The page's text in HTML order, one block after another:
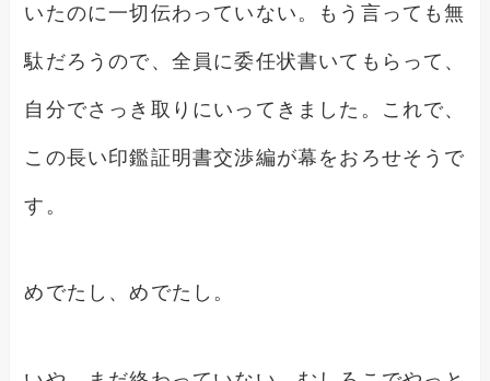
いたのに一切伝わっていない。もう言っても無
駄だろうので、全員に委任状書いてもらって、
自分でさっき取りにいってきました。これで、
この長い印鑑証明書交渉編が幕をおろせそうで
す。
めでたし、めでたし。